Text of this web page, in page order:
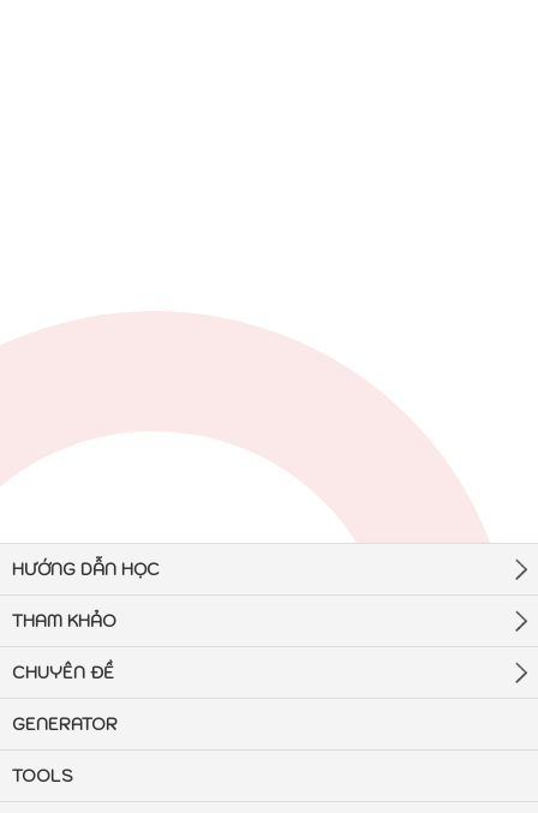
HƯỚNG DẪN HỌC
THAM KHẢO
CHUYÊN ĐỀ
GENERATOR
TOOLS